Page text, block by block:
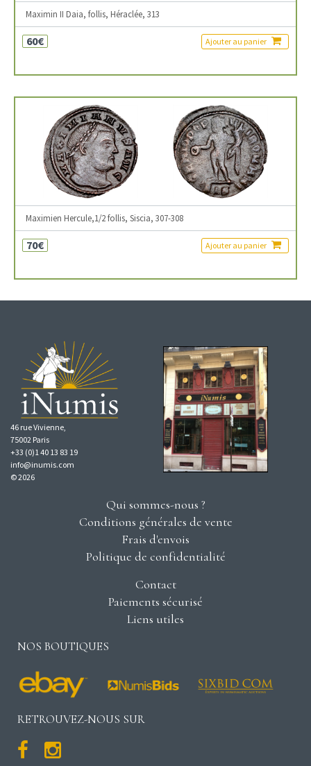
Maximin II Daia, follis, Héraclée, 313
60€ Ajouter au panier
Maximien Hercule,1/2 follis, Siscia, 307-308
70€ Ajouter au panier
46 rue Vivienne,
75002 Paris
+33 (0)1 40 13 83 19
info@inumis.com
© 2026
Qui sommes-nous ?
Conditions générales de vente
Frais d'envois
Politique de confidentialité
Contact
Paiements sécurisé
Liens utiles
NOS BOUTIQUES
RETROUVEZ-NOUS SUR